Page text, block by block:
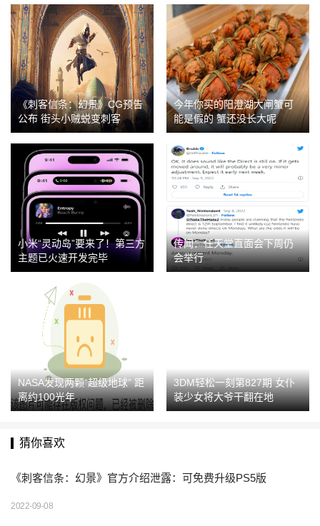
《刺客信条：幻景》CG预告
公布 街头小贼蜕变刺客
今年你买的阳澄湖大闸蟹可
能是假的 蟹还没长大呢
小米“灵动岛”要来了！第三方
主题已火速开发完毕
传闻：任天堂直面会下周仍
会举行
NASA发现两颗“超级地球” 距
离约100光年
3DM轻松一刻第827期 女仆
装少女将大爷干翻在地
猜你喜欢
《刺客信条：幻景》官方介绍泄露：可免费升级PS5版
2022-09-08